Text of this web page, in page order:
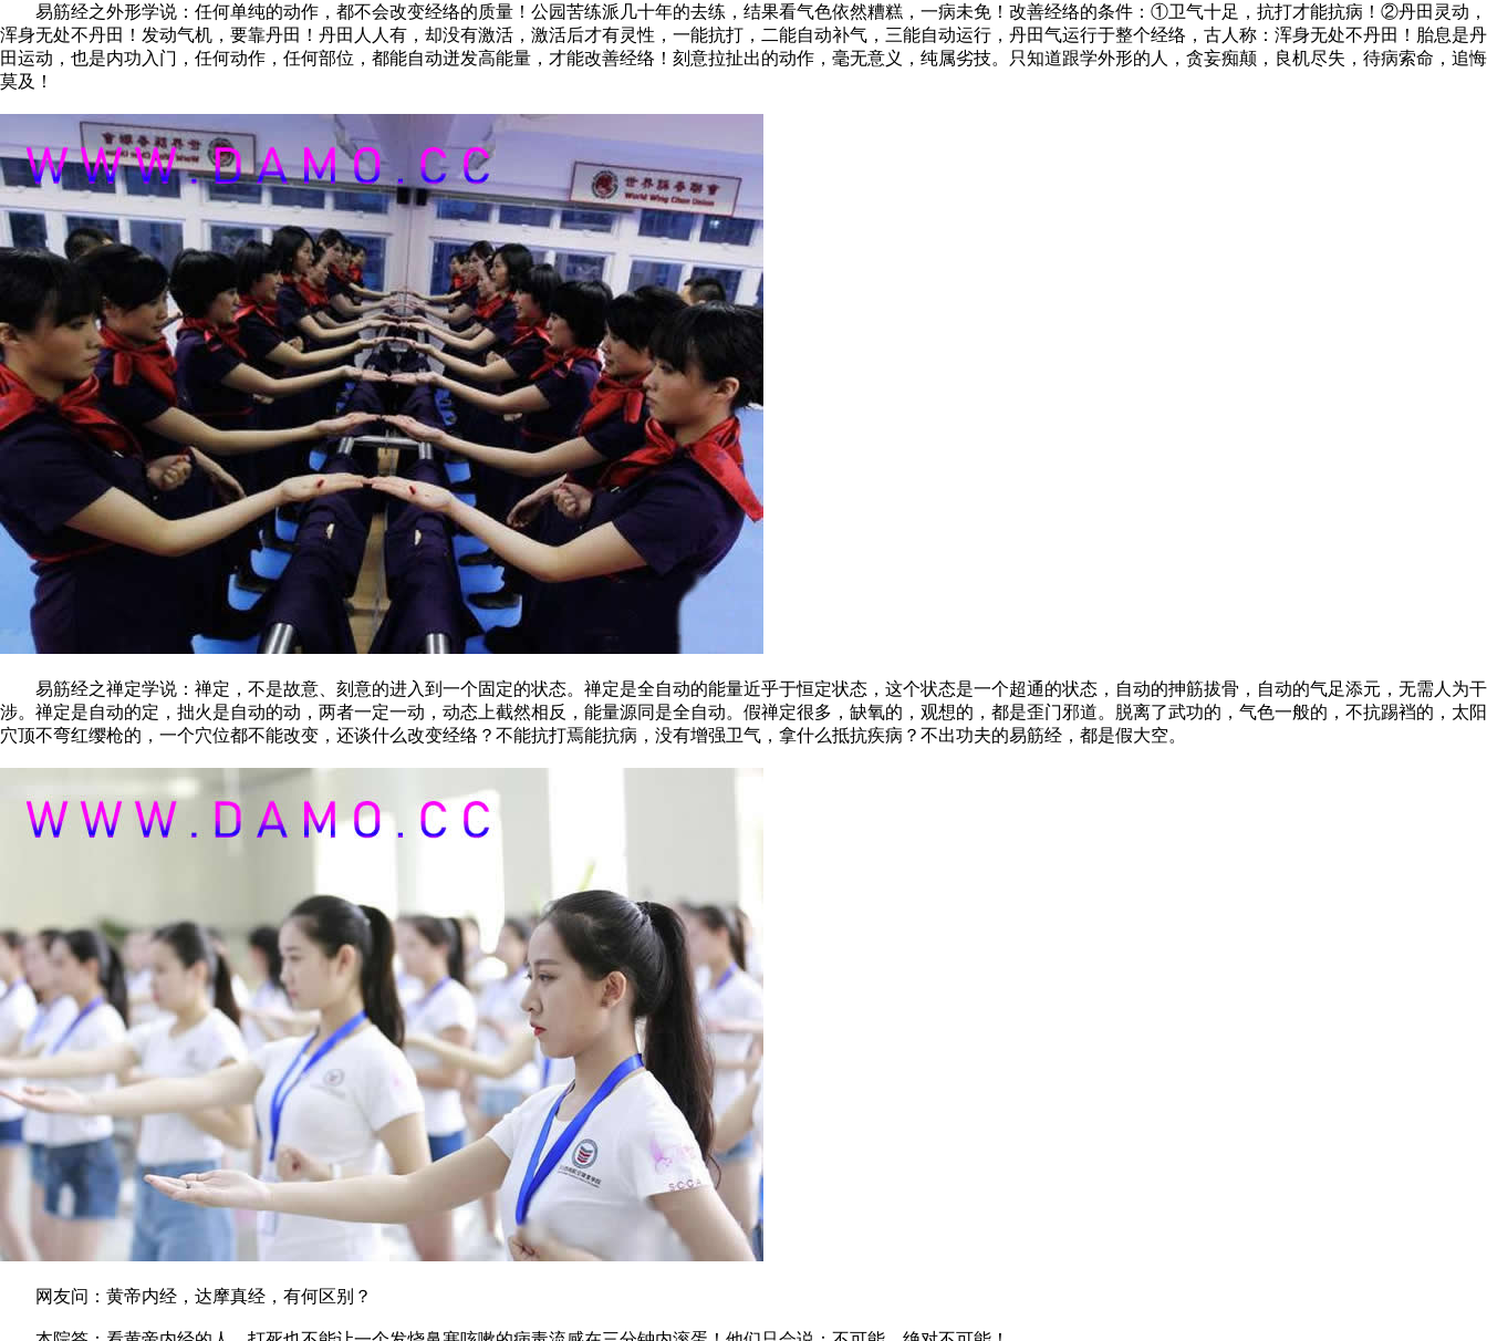
易筋经之外形学说：任何单纯的动作，都不会改变经络的质量！公园苦练派几十年的去练，结果看气色依然糟糕，一病未免！改善经络的条件：①卫气十足，抗打才能抗病！②丹田灵动，
浑身无处不丹田！发动气机，要靠丹田！丹田人人有，却没有激活，激活后才有灵性，一能抗打，二能自动补气，三能自动运行，丹田气运行于整个经络，古人称：浑身无处不丹田！胎息是丹
田运动，也是内功入门，任何动作，任何部位，都能自动迸发高能量，才能改善经络！刻意拉扯出的动作，毫无意义，纯属劣技。只知道跟学外形的人，贪妄痴颠，良机尽失，待病索命，追悔
莫及！
易筋经之禅定学说：禅定，不是故意、刻意的进入到一个固定的状态。禅定是全自动的能量近乎于恒定状态，这个状态是一个超通的状态，自动的抻筋拔骨，自动的气足添元，无需人为干
涉。禅定是自动的定，拙火是自动的动，两者一定一动，动态上截然相反，能量源同是全自动。假禅定很多，缺氧的，观想的，都是歪门邪道。脱离了武功的，气色一般的，不抗踢裆的，太阳
穴顶不弯红缨枪的，一个穴位都不能改变，还谈什么改变经络？不能抗打焉能抗病，没有增强卫气，拿什么抵抗疾病？不出功夫的易筋经，都是假大空。
网友问：黄帝内经，达摩真经，有何区别？